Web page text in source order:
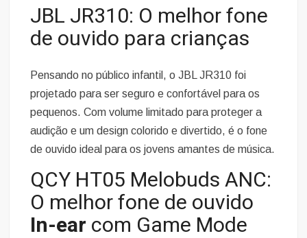
JBL JR310: O melhor fone
de ouvido para crianças
Pensando no público infantil, o JBL JR310 foi
projetado para ser seguro e confortável para os
pequenos. Com volume limitado para proteger a
audição e um design colorido e divertido, é o fone
de ouvido ideal para os jovens amantes de música.
QCY HT05 Melobuds ANC:
O melhor fone de ouvido
In-ear com Game Mode